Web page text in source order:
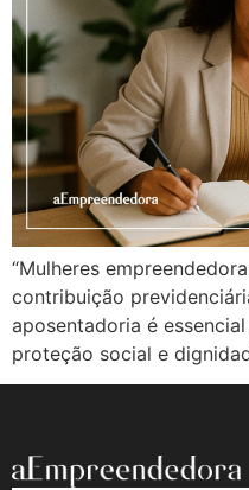
“Mulheres
contribuição
aposentadoria é
proteção social e